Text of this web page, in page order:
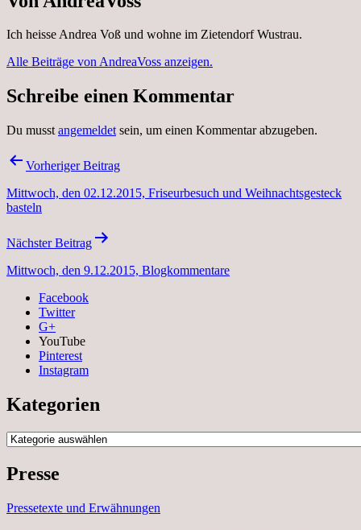
Ich heisse Andrea Voß und wohne im Zietendorf Wustrau.
Alle Beiträge von AndreaVoss anzeigen.
Schreibe einen Kommentar
Du musst angemeldet sein, um einen Kommentar abzugeben.
Beitragsnavigation
Vorheriger Beitrag
Mittwoch, den 02.12.2015, Friseurbesuch und Weihnachtsgesteck
basteln
Nächster Beitrag
Mittwoch, den 9.12.2015, Blogkommentare
Facebook
Twitter
G+
YouTube
Pinterest
Instagram
Kategorien
Kategorien
Presse
Pressetexte und Erwähnungen